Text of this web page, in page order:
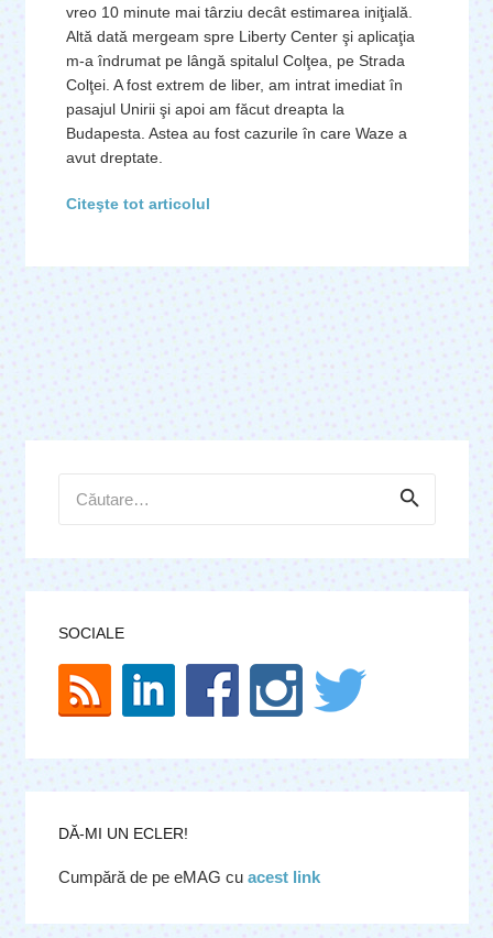
vreo 10 minute mai târziu decât estimarea iniţială.
Altă dată mergeam spre Liberty Center şi aplicaţia
m-a îndrumat pe lângă spitalul Colţea, pe Strada
Colţei. A fost extrem de liber, am intrat imediat în
pasajul Unirii şi apoi am făcut dreapta la
Budapesta. Astea au fost cazurile în care Waze a
avut dreptate.
Citeşte tot articolul
după:
SOCIALE
DĂ-MI UN ECLER!
Cumpără de pe eMAG cu acest link